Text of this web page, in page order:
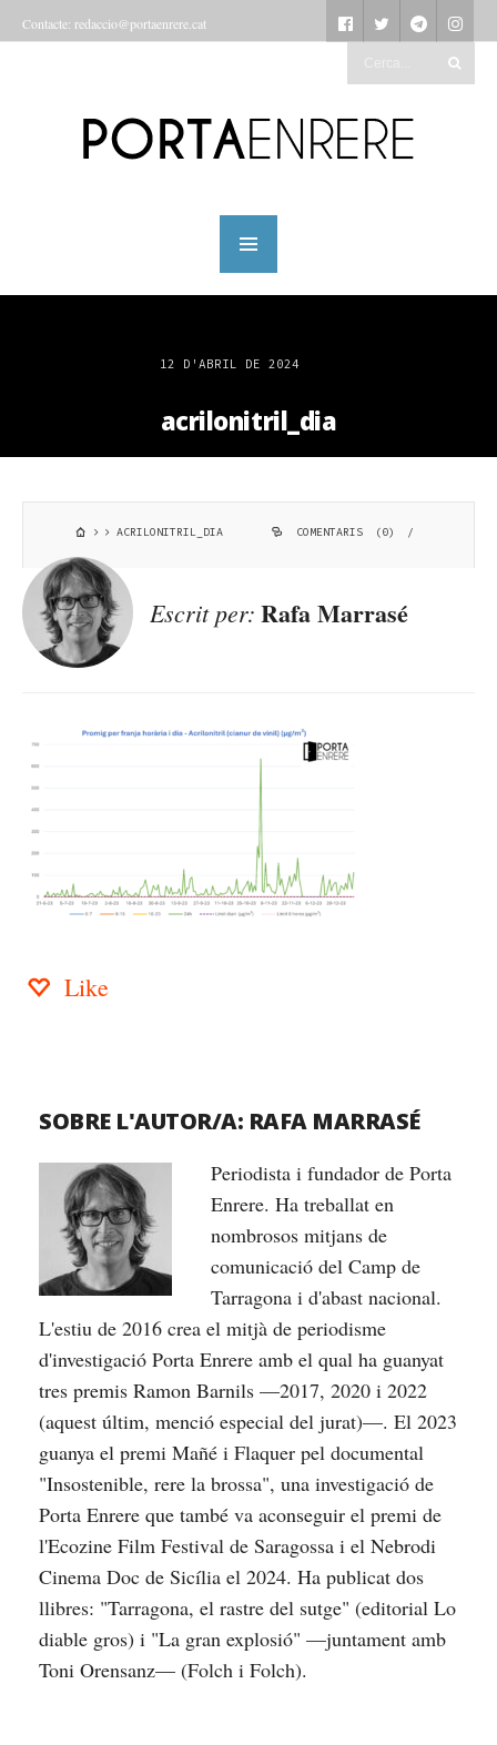
Contacte: redaccio@portaenrere.cat
12 D'ABRIL DE 2024
acrilonitril_dia
ACRILONITRIL_DIA COMENTARIS (0) /
Escrit per: Rafa Marrasé
Like
SOBRE L'AUTOR/A: RAFA MARRASÉ
Periodista i fundador de Porta
Enrere. Ha treballat en
nombrosos mitjans de
comunicació del Camp de
Tarragona i d'abast nacional.
L'estiu de 2016 crea el mitjà de periodisme
d'investigació Porta Enrere amb el qual ha guanyat
tres premis Ramon Barnils —2017, 2020 i 2022
(aquest últim, menció especial del jurat)—. El 2023
guanya el premi Mañé i Flaquer pel documental
"Insostenible, rere la brossa", una investigació de
Porta Enrere que també va aconseguir el premi de
l'Ecozine Film Festival de Saragossa i el Nebrodi
Cinema Doc de Sicília el 2024. Ha publicat dos
llibres: "Tarragona, el rastre del sutge" (editorial Lo
diable gros) i "La gran explosió" —juntament amb
Toni Orensanz— (Folch i Folch).